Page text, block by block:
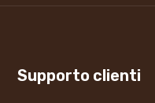
Supporto clienti